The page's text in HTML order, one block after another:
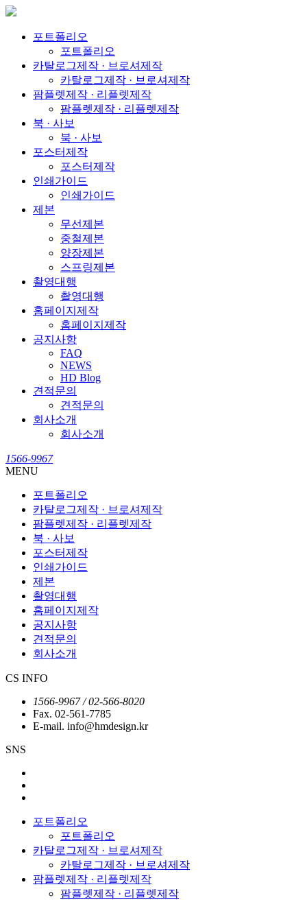
포트폴리오
포트폴리오
카탈로그제작 · 브로셔제작
카탈로그제작 · 브로셔제작
팜플렛제작 · 리플렛제작
팜플렛제작 · 리플렛제작
북 · 사보
북 · 사보
포스터제작
포스터제작
인쇄가이드
인쇄가이드
제본
무선제본
중철제본
양장제본
스프링제본
촬영대행
촬영대행
홈페이지제작
홈페이지제작
공지사항
FAQ
NEWS
HD Blog
견적문의
견적문의
회사소개
회사소개
1566-9967
MENU
포트폴리오
카탈로그제작 · 브로셔제작
팜플렛제작 · 리플렛제작
북 · 사보
포스터제작
인쇄가이드
제본
촬영대행
홈페이지제작
공지사항
견적문의
회사소개
CS INFO
1566-9967 / 02-566-8020
Fax. 02-561-7785
E-mail. info@hmdesign.kr
SNS
포트폴리오
포트폴리오
카탈로그제작 · 브로셔제작
카탈로그제작 · 브로셔제작
팜플렛제작 · 리플렛제작
팜플렛제작 · 리플렛제작